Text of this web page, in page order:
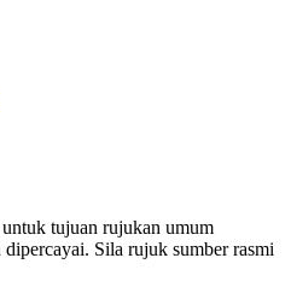
tujuan rujukan umum
Sila rujuk sumber rasmi